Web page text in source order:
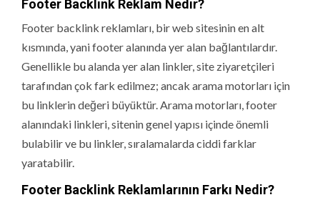
Footer Backlink Reklam Nedir?
Footer backlink reklamları, bir web sitesinin en alt
kısmında, yani footer alanında yer alan bağlantılardır.
Genellikle bu alanda yer alan linkler, site ziyaretçileri
tarafından çok fark edilmez; ancak arama motorları için
bu linklerin değeri büyüktür. Arama motorları, footer
alanındaki linkleri, sitenin genel yapısı içinde önemli
bulabilir ve bu linkler, sıralamalarda ciddi farklar
yaratabilir.
Footer Backlink Reklamlarının Farkı Nedir?